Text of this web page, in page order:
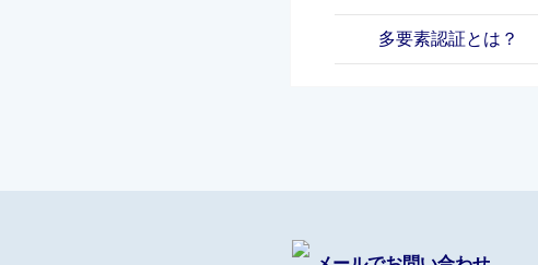
多要素認証とは？